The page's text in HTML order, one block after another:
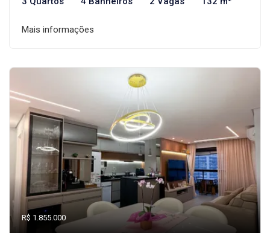
Mais informações
R$ 1.855.000